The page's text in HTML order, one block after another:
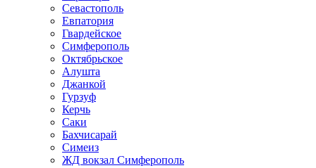
Севастополь
Евпатория
Гвардейское
Симферополь
Октябрьское
Алушта
Джанкой
Гурзуф
Керчь
Саки
Бахчисарай
Симеиз
ЖД вокзал Симферополь